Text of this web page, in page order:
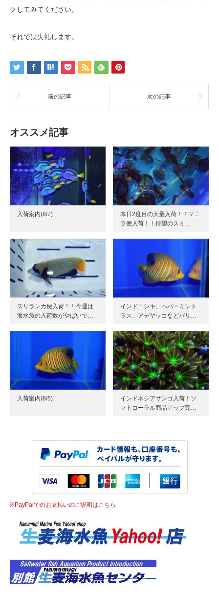
クしてみてください。
それでは失礼します。
前の記事 次の記事
オススメ記事
入荷案内(8/7)
本日2度目の大量入荷！！マニ
ラ便入荷！！待望のスミ…
スリランカ便入荷！！今週は
海水魚の入荷数がやばいで…
インドニシキ、ペパーミント
ラス、アデヤッコなどバリ…
入荷案内(8/5)
インドネシアサンゴ入荷！ソ
フトコーラル商品アップ完…
※PayPalでのお支払いのご説明はこちら